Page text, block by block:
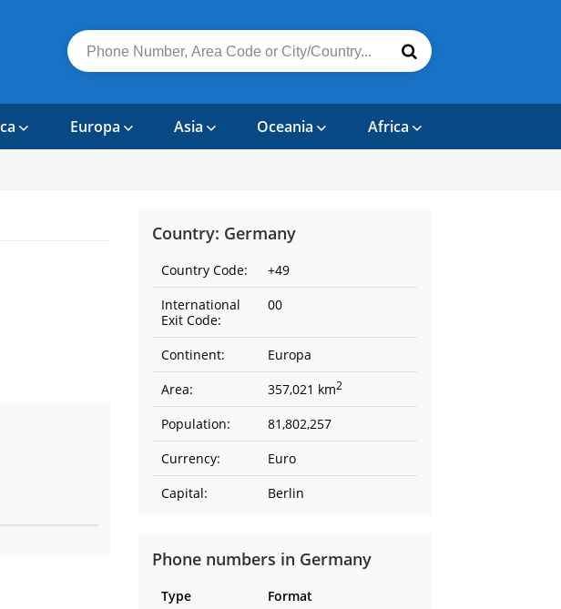
Europa Asia Oceania Africa
Country: Germany
Country Code:
+49
International
Exit Code:
00
Continent:
Europa
Area:
357,021 km2
Population:
81,802,257
Currency:
Euro
Capital:
Berlin
Phone numbers in Germany
Type
Format